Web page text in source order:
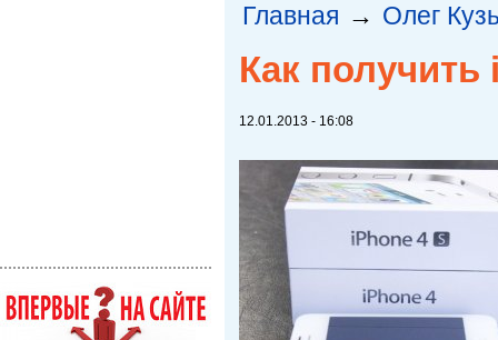
Главная → Олег
Как получить
12.01.2013 - 16:08